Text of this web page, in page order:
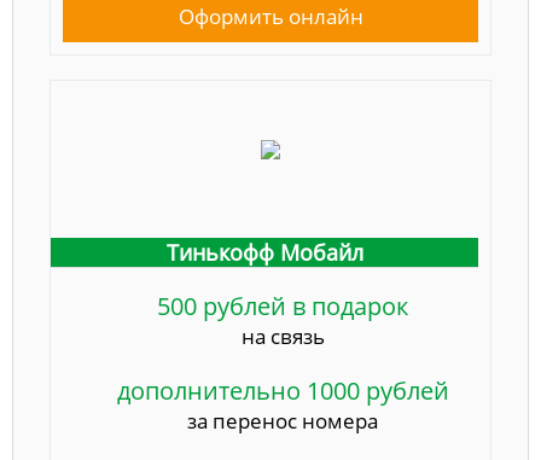
Оформить онлайн
Тинькофф Мобайл
500 рублей в подарок
на связь
дополнительно 1000 рублей
за перенос номера